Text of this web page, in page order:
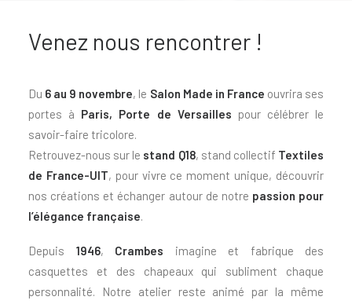
Venez nous rencontrer !
Du 6 au 9 novembre, le Salon Made in France ouvrira ses
portes à Paris, Porte de Versailles pour célébrer le
savoir-faire tricolore.
Retrouvez-nous sur le stand Q18, stand collectif Textiles
de France-UIT, pour vivre ce moment unique, découvrir
nos créations et échanger autour de notre passion pour
l’élégance française.
Depuis 1946, Crambes imagine et fabrique des
casquettes et des chapeaux qui subliment chaque
personnalité. Notre atelier reste animé par la même